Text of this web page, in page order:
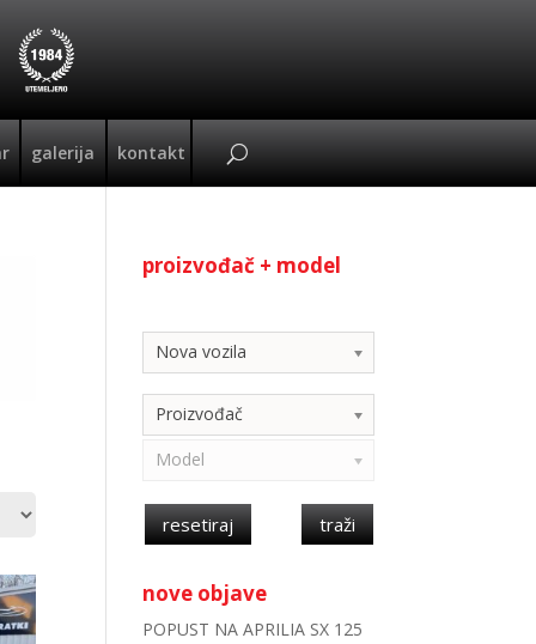
galerija kontakt
proizvođač + model
Nova vozila
Proizvođač
Model
resetiraj traži
nove objave
POPUST NA APRILIA SX 125